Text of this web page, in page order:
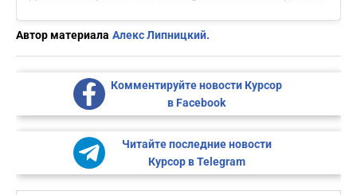
Автор материала Алекс Липницкий.
Комментируйте новости Курсор
в Facebook
Читайте последние новости
Курсор в Telegram